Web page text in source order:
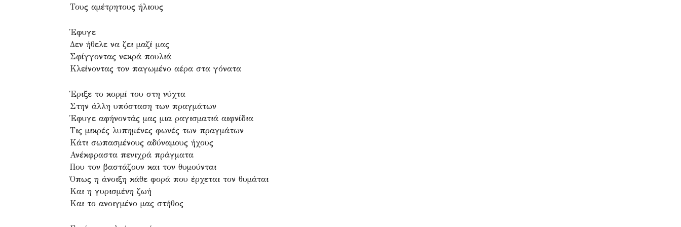
Τους αμέτρητους ήλιους
Έφυγε
Δεν ήθελε να ζει μαζί μας
Σφίγγοντας νεκρά πουλιά
Κλείνοντας τον παγωμένο αέρα στα γόνατα
Έριξε το κορμί του στη νύχτα
Στην άλλη υπόσταση των πραγμάτων
Έφυγε αφήνοντάς μας μια ραγισματιά αιφνίδια
Τις μικρές λυπημένες φωνές των πραγμάτων
Κάτι σωπασμένους αδύναμους ήχους
Ανέκφραστα πενιχρά πράγματα
Που τον βαστάζουν και τον θυμούνται
Όπως η άνοιξη κάθε φορά που έρχεται τον θυμάται
Και η γυρισμένη ζωή
Και το ανοιγμένο μας στήθος